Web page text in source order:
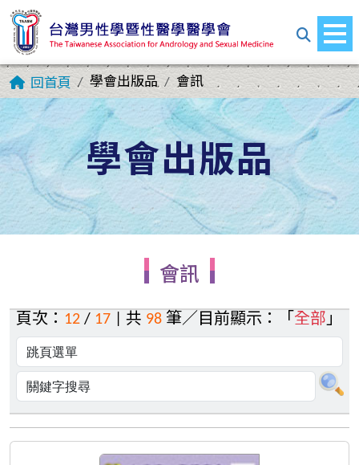
回首頁 學會出版品 會訊
學會出版品
會訊
頁次： 12 / 17 | 共 98 筆／目前顯示：「 全部」